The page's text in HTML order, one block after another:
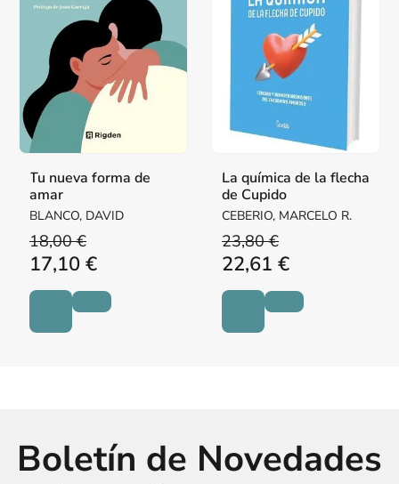
Tu nueva forma de
amar
BLANCO, DAVID
18,00 €
17,10 €
La química de la flecha
de Cupido
CEBERIO, MARCELO R.
23,80 €
22,61 €
Boletín de Novedades